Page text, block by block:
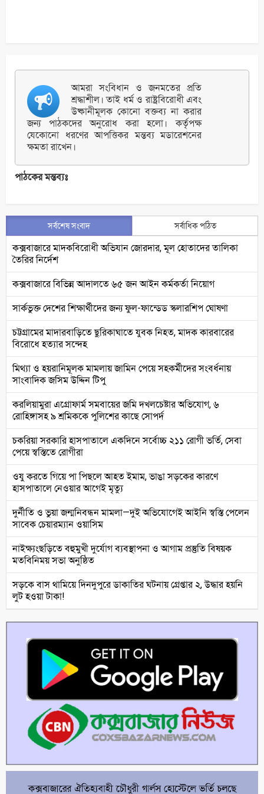
আমরা সংবিধান ও জনমতের প্রতি
শ্রদ্ধাশীল। তাই ধর্ম ও রাষ্ট্রবিরোধী এবং
উষ্কানীমূলক কোনো বক্তব্য না করার
জন্য পাঠকদের অনুরোধ করা হলো। কর্তৃপক্ষ
যেকোনো ধরণের আপত্তিকর মন্তব্য মডারেশনের
ক্ষমতা রাখেন।
পাঠকের মন্তব্যঃ
সর্বশেষ সংবাদ সর্বাধিক পঠিত
কক্সবাজারে মাদকবিরোধী অভিযান জোরদার, মূল হোতাদের তালিকা
তৈরির নির্দেশ
কক্সবাজারে বিভিন্ন আদালতে ৬৫ জন আইন কর্মকর্তা নিয়োগ
সার্কভুক্ত দেশের শিক্ষার্থীদের জন্য ফুল-ফান্ডেড স্কলারশিপ ঘোষণা
চট্টগ্রামের মাদারবাড়িতে ছুরিকাঘাতে যুবক নিহত, মাদক কারবারের
বিরোধে হত্যার সন্দেহ
মিথ্যা ও হয়রানিমূলক মামলায় জামিন পেয়ে সহকর্মীদের সংবর্ধনায়
সাংবাদিক জসিম উদ্দিন টিপু
করলিয়ামুরা এগ্রোফার্ম সমবায়ের জমি দখলচেষ্টার অভিযোগ, ৬
রোহিঙ্গাসহ ৯ শ্রমিককে পুলিশের কাছে সোপর্দ
চকরিয়া সরকারি হাসপাতালে একদিনে সর্বোচ্চ ২১১ রোগী ভর্তি, সেবা
পেয়ে স্বস্তিতে রোগীরা
ওযু করতে গিয়ে পা পিছলে আহত ইমাম, ভাঙা সড়কের কারণে
হাসপাতালে নেওয়ার আগেই মৃত্যু
দুর্নীতি ও ভুয়া জন্মনিবন্ধন মামলা—দুই অভিযোগেই আইনি স্বস্তি পেলেন
সাবেক চেয়ারম্যান ওয়াসিম
নাইক্ষ্যংছড়িতে বহুমুখী দুর্যোগ ব্যবস্থাপনা ও আগাম প্রস্তুতি বিষয়ক
মতবিনিময় সভা অনুষ্ঠিত
সড়কে বাস থামিয়ে দিনদুপুরে ডাকাতির ঘটনায় গ্রেপ্তার ২, উদ্ধার হয়নি
লুট হওয়া টাকা!